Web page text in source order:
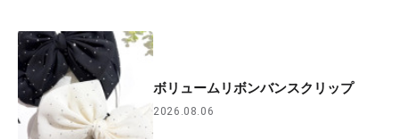
ボリュームリボンバンスクリップ
2026.08.06